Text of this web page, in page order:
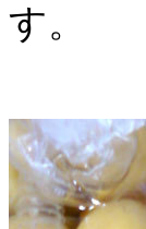
す。